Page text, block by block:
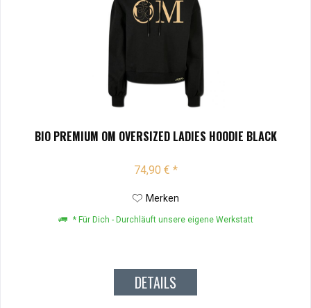
BIO PREMIUM OM OVERSIZED LADIES HOODIE BLACK
74,90 € *
Merken
* Für Dich - Durchläuft unsere eigene Werkstatt
DETAILS